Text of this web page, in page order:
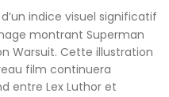
indice visuel significatif
montrant Superman
Warsuit. Cette illustration
film continuera
entre Lex Luthor et